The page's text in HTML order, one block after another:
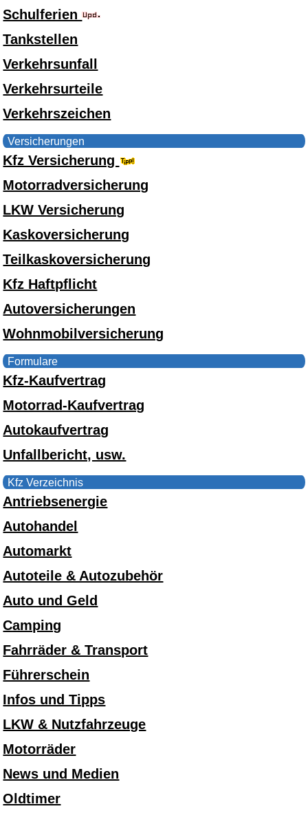
Schulferien
Tankstellen
Verkehrsunfall
Verkehrsurteile
Verkehrszeichen
Versicherungen
Kfz Versicherung
Motorradversicherung
LKW Versicherung
Kaskoversicherung
Teilkaskoversicherung
Kfz Haftpflicht
Autoversicherungen
Wohnmobilversicherung
Formulare
Kfz-Kaufvertrag
Motorrad-Kaufvertrag
Autokaufvertrag
Unfallbericht, usw.
Kfz Verzeichnis
Antriebsenergie
Autohandel
Automarkt
Autoteile & Autozubehör
Auto und Geld
Camping
Fahrräder & Transport
Führerschein
Infos und Tipps
LKW & Nutzfahrzeuge
Motorräder
News und Medien
Oldtimer